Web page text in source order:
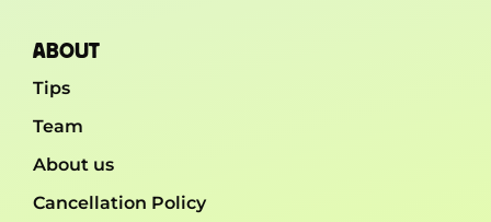
ABOUT
Tips
Team
About us
Cancellation Policy